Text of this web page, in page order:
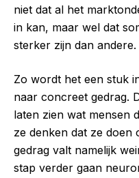
niet dat al het
in kan, maar wel dat
sterker zijn dan andere.
Zo wordt het een stuk
naar concreet gedrag.
laten zien wat mensen
ze denken dat ze doen
gedrag valt namelijk
stap verder gaan